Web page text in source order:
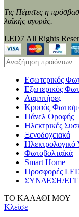
Τις Πέμπτες η
λαϊκής αγοράς.
LED7 All Rights
Εσωτερικός
Εξωτερικός
Λαμπτήρες
Κρυφός
Πάνελ Οροφής
Ηλεκτρικές
Ξενοδοχειακά
Ηλεκτρολογικό
Φωτοβολταϊκά
Smart Home
Προσφορές
ΣΥΝΔΕΣΗ/
ΤΟ ΚΑΛΑΘΙ ΜΟΥ
Κλείσε